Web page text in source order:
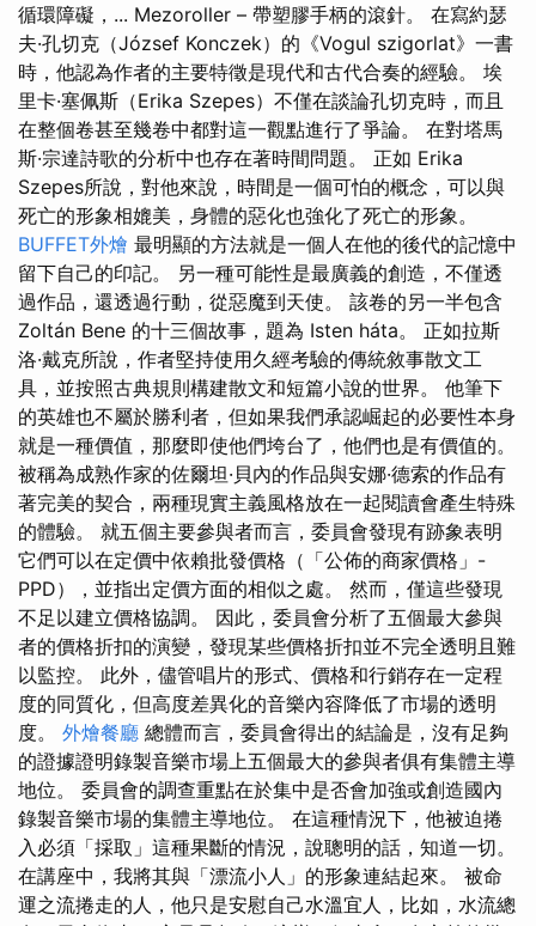
循環障礙，... Mezoroller – 帶塑膠手柄的滾針。 在寫約瑟
夫·孔切克（József Konczek）的《Vogul szigorlat》一書
時，他認為作者的主要特徵是現代和古代合奏的經驗。 埃
里卡·塞佩斯（Erika Szepes）不僅在談論孔切克時，而且
在整個卷甚至幾卷中都對這一觀點進行了爭論。 在對塔馬
斯·宗達詩歌的分析中也存在著時間問題。 正如 Erika
Szepes所說，對他來說，時間是一個可怕的概念，可以與
死亡的形象相媲美，身體的惡化也強化了死亡的形象。
BUFFET外燴 最明顯的方法就是一個人在他的後代的記憶中
留下自己的印記。 另一種可能性是最廣義的創造，不僅透
過作品，還透過行動，從惡魔到天使。 該卷的另一半包含
Zoltán Bene 的十三個故事，題為 Isten háta。 正如拉斯
洛·戴克所說，作者堅持使用久經考驗的傳統敘事散文工
具，並按照古典規則構建散文和短篇小說的世界。 他筆下
的英雄也不屬於勝利者，但如果我們承認崛起的必要性本身
就是一種價值，那麼即使他們垮台了，他們也是有價值的。
被稱為成熟作家的佐爾坦·貝內的作品與安娜·德索的作品有
著完美的契合，兩種現實主義風格放在一起閱讀會產生特殊
的體驗。 就五個主要參與者而言，委員會發現有跡象表明
它們可以在定價中依賴批發價格（「公佈的商家價格」-
PPD），並指出定價方面的相似之處。 然而，僅這些發現
不足以建立價格協調。 因此，委員會分析了五個最大參與
者的價格折扣的演變，發現某些價格折扣並不完全透明且難
以監控。 此外，儘管唱片的形式、價格和行銷存在一定程
度的同質化，但高度差異化的音樂內容降低了市場的透明
度。 外燴餐廳 總體而言，委員會得出的結論是，沒有足夠
的證據證明錄製音樂市場上五個最大的參與者俱有集體主導
地位。 委員會的調查重點在於集中是否會加強或創造國內
錄製音樂市場的集體主導地位。 在這種情況下，他被迫捲
入必須「採取」這種果斷的情況，說聰明的話，知道一切。
在講座中，我將其與「漂流小人」的形象連結起來。 被命
運之流捲走的人，他只是安慰自己水溫宜人，比如，水流總